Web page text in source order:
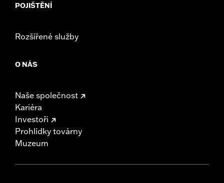
POJIŠTĚNÍ
Rozšířené služby
O NÁS
Naše společnost
Kariéra
Investoři
Prohlídky továrny
Muzeum